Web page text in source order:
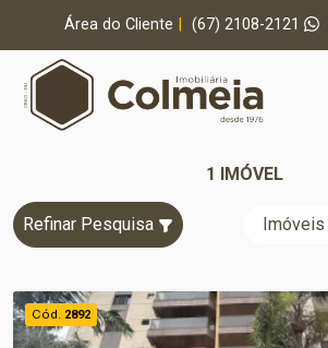
Área do Cliente (67) 2108-2121
1 IMÓVEL
Refinar Pesquisa
Cód. 2892